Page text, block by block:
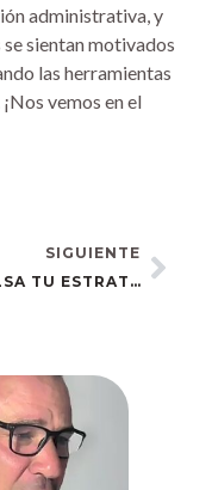
administrativa, y
sientan motivados
las herramientas
vemos en el
SIGUIENTE
IMPULSA TU ESTRATEGIA DIGITAL EN REDES SOCIALES: LA JORNADA «LA CLAVE DEL ÉXITO DE TU NEGOCIO EN REDES: ¡ESTRATEGIA!»